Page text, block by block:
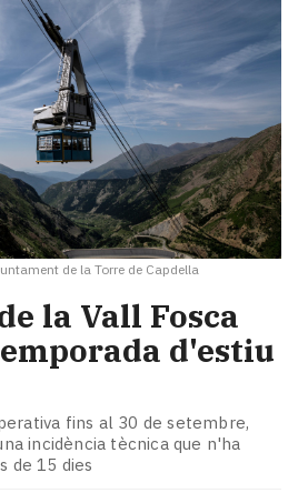
de la Torre de Capdella
la Vall Fosca
d'estiu
fins al 30 de setembre,
incidència tècnica que n'ha
de 15 dies